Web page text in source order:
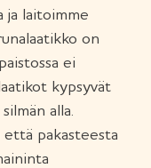
ja laitoimme
on
ei
kypsyvät
alla.
pakasteesta